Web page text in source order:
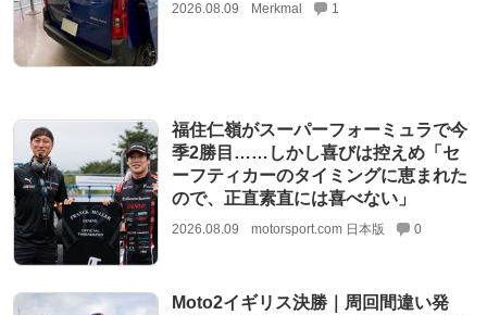
2026.08.09 Merkmal 1
福住仁嶺がスーパーフォーミュラで今
季2勝目……しかし喜びは控えめ「セ
ーフティカーのタイミングに恵まれた
ので、正直素直には喜べない」
2026.08.09 motorsport.com 日本版 0
Moto2イギリス決勝｜周回間違い発